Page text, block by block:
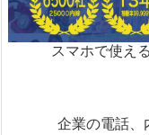
スマホで使え
企業の電話、